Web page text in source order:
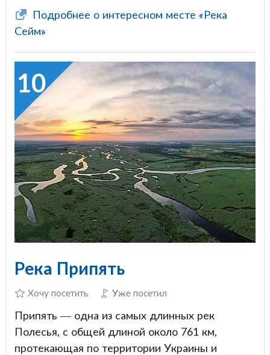
Подробнее о интересном месте «Река
Сейм»
10
Река Припять
Хочу посетить Уже посетил
Припять — одна из самых длинных рек
Полесья, с общей длиной около 761 км,
протекающая по территории Украины и